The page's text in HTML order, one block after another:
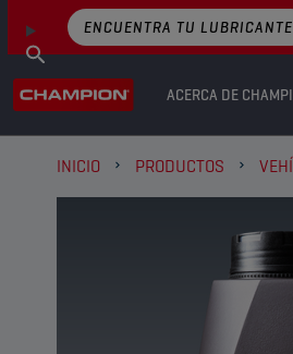
ACERCA DE
ENCUENTRA TU LUBRICANTE
INICIO PRODUCTOS